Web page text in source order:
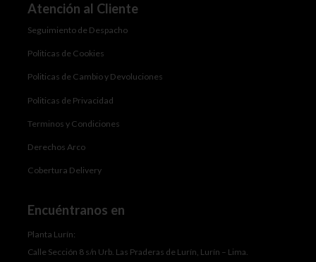
Atención al Cliente
Seguimiento de Despacho
Politicas de Cookies
Politicas de Cambio y Devoluciones
Politicas de Privacidad
Terminos y Condiciones
Derechos Arco
Cobertura Delivery
Encuéntranos en
Planta Lurín:
Calle Sección 8 s/n Urb. Las Praderas de Lurín, Lurín – Lima.